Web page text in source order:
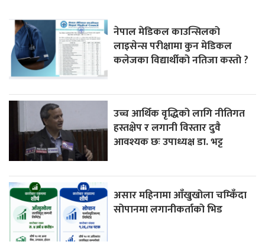
नेपाल मेडिकल काउन्सिलको
लाइसेन्स परीक्षामा कुन मेडिकल
कलेजका विद्यार्थीको नतिजा कस्तो ?
उच्च आर्थिक वृद्धिको लागि नीतिगत
हस्तक्षेप र लगानी विस्तार दुवै
आवश्यक छः उपाध्यक्ष डा. भट्ट
असार महिनामा आँखुखोला चम्किँदा
सोपानमा लगानीकर्ताको भिड